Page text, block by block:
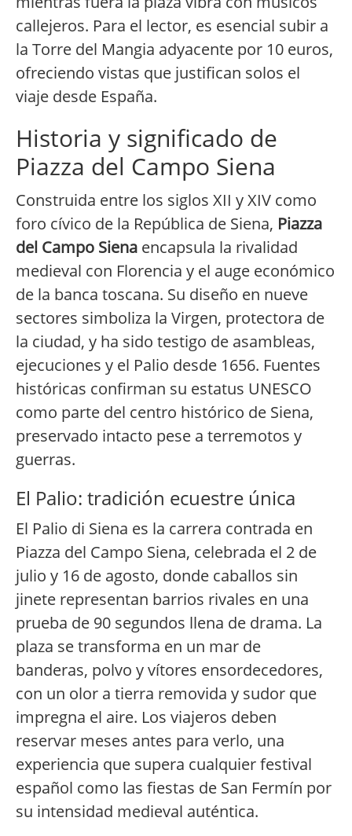
callejeros. Para el lector, es esencial subir a
la Torre del Mangia adyacente por 10 euros,
ofreciendo vistas que justifican solos el
viaje desde España.
Historia y significado de
Piazza del Campo Siena
Construida entre los siglos XII y XIV como
foro cívico de la República de Siena, Piazza
del Campo Siena encapsula la rivalidad
medieval con Florencia y el auge económico
de la banca toscana. Su diseño en nueve
sectores simboliza la Virgen, protectora de
la ciudad, y ha sido testigo de asambleas,
ejecuciones y el Palio desde 1656. Fuentes
históricas confirman su estatus UNESCO
como parte del centro histórico de Siena,
preservado intacto pese a terremotos y
guerras.
El Palio: tradición ecuestre única
El Palio di Siena es la carrera contrada en
Piazza del Campo Siena, celebrada el 2 de
julio y 16 de agosto, donde caballos sin
jinete representan barrios rivales en una
prueba de 90 segundos llena de drama. La
plaza se transforma en un mar de
banderas, polvo y vítores ensordecedores,
con un olor a tierra removida y sudor que
impregna el aire. Los viajeros deben
reservar meses antes para verlo, una
experiencia que supera cualquier festival
español como las fiestas de San Fermín por
su intensidad medieval auténtica.